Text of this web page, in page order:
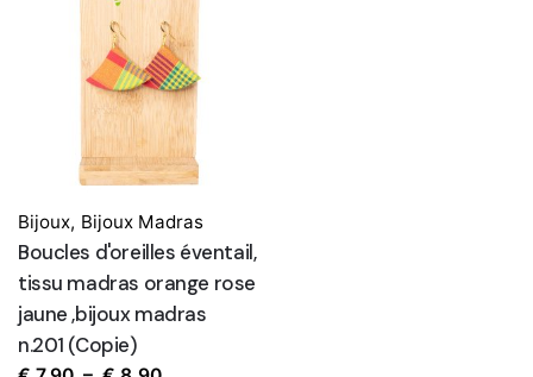
Bijoux, Bijoux Madras
Boucles d'oreilles éventail,
tissu madras orange rose
jaune ,bijoux madras
n.201 (Copie)